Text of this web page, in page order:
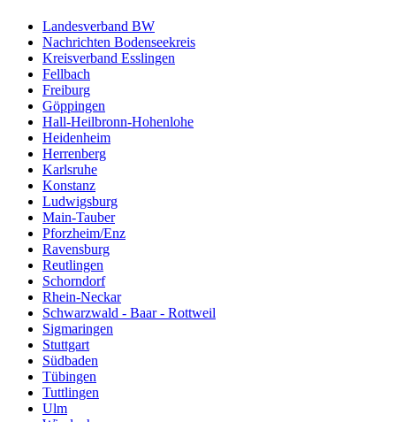
Landesverband BW
Nachrichten Bodenseekreis
Kreisverband Esslingen
Fellbach
Freiburg
Göppingen
Hall-Heilbronn-Hohenlohe
Heidenheim
Herrenberg
Karlsruhe
Konstanz
Ludwigsburg
Main-Tauber
Pforzheim/Enz
Ravensburg
Reutlingen
Schorndorf
Rhein-Neckar
Schwarzwald - Baar - Rottweil
Sigmaringen
Stuttgart
Südbaden
Tübingen
Tuttlingen
Ulm